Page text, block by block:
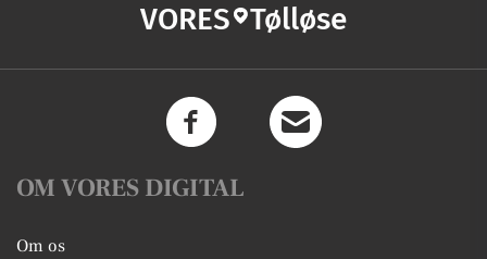
VORES Tølløse
OM VORES DIGITAL
Om os